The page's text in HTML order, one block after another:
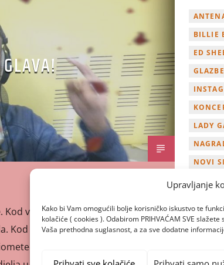
Upravljanje
Kako bi Vam omogućili bolje korisničko iskustvo te
kolačiće ( cookies ). Odabirom PRIHVAĆAM SVE
Vaša prethodna suglasnost, a za sve dodatne
Kod vrlo osjetljivih ljudi
Kod kroničnih bolesnika
prognoza za
BILLIE
ED
LADY
NOVI
ZAGREB